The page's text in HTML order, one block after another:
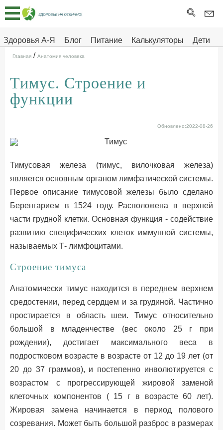
Здоровья А-Я Блог Питание Калькуляторы
Дети
Здоровье на отлично
Главная
Тесты
Про
ДЕТЯМ
Главная / Анатомия человека
Тимус. Строение и
функции
Обновлено:2022-08-26
Тимусовая железа (тимус, вилочковая железа)
является основным органом лимфатической системы.
Первое описание тимусовой железы было сделано
Беренгарием в 1524 году. Расположена в верхней
части грудной клетки. Основная функция - содействие
развитию специфических клеток иммунной системы,
называемых Т- лимфоцитами.
Строение тимуса
Анатомически тимус находится в переднем верхнем
средостении, перед сердцем и за грудиной. Частично
простирается в область шеи. Тимус относительно
большой в младенчестве (вес около 25 г при
рождении), достигает максимального веса в
подростковом возрасте в возрасте от 12 до 19 лет (от
20 до 37 граммов), и постепенно инволютируется с
возрастом с прогрессирующей жировой заменой
клеточных компонентов ( 15 г в возрасте 60 лет).
Жировая замена начинается в период полового
созревания. Может быть большой разброс в размерах